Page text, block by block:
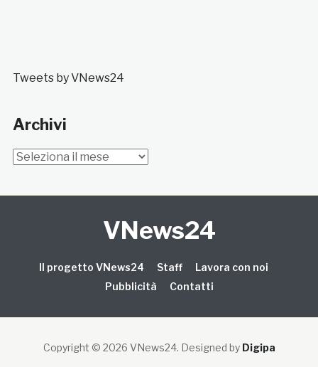
Tweets by VNews24
Archivi
Archivi
VNews24
Il progetto VNews24 Staff
Lavora con noi
Pubblicità
Contatti
Copyright © 2026 VNews24. Designed by Digipa